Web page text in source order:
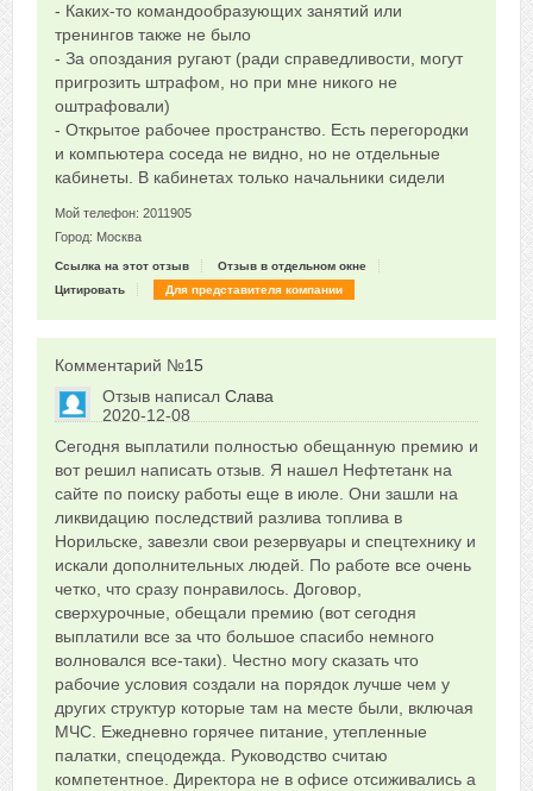
- Каких-то командообразующих занятий или
тренингов также не было
- За опоздания ругают (ради справедливости, могут
пригрозить штрафом, но при мне никого не
оштрафовали)
- Открытое рабочее пространство. Есть перегородки
и компьютера соседа не видно, но не отдельные
кабинеты. В кабинетах только начальники сидели
Мой телефон: 2011905
Город: Москва
Ссылка на этот отзыв
Отзыв в отдельном окне
Цитировать
Для представителя компании
Комментарий №15
Отзыв написал Слава
2020-12-08
0
Сказать друзьям об отзыве
Сегодня выплатили полностью обещанную премию и
вот решил написать отзыв. Я нашел Нефтетанк на
сайте по поиску работы еще в июле. Они зашли на
ликвидацию последствий разлива топлива в
Норильске, завезли свои резервуары и спецтехнику и
искали дополнительных людей. По работе все очень
четко, что сразу понравилось. Договор,
сверхурочные, обещали премию (вот сегодня
выплатили все за что большое спасибо немного
волновался все-таки). Честно могу сказать что
рабочие условия создали на порядок лучше чем у
других структур которые там на месте были, включая
МЧС. Ежедневно горячее питание, утепленные
палатки, спецодежда. Руководство считаю
компетентное. Директора не в офисе отсиживались а